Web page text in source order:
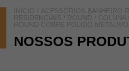
INÍCIO / ACESSÓRIOS BANHEIRO
RESIDENCIAIS / ROUND / COLUNA
ROUND COBRE POLIDO
NOSSOS